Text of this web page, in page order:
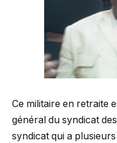
Ce militaire en retraite
général du syndicat
syndicat qui a